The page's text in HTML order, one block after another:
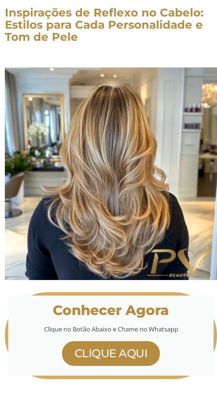
Inspirações de Reflexo no Cabelo:
Estilos para Cada Personalidade e
Tom de Pele
Conhecer Agora
Clique no Botão Abaixo e Chame no Whatsapp
CLIQUE AQUI